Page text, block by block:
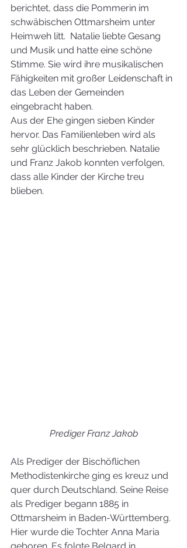
berichtet, dass die Pommerin im
schwäbischen Ottmarsheim unter
Heimweh litt.  Natalie liebte Gesang
und Musik und hatte eine schöne
Stimme. Sie wird ihre musikalischen
Fähigkeiten mit großer Leidenschaft in
das Leben der Gemeinden
eingebracht haben.
Aus der Ehe gingen sieben Kinder
hervor. Das Familienleben wird als
sehr glücklich beschrieben. Natalie
und Franz Jakob konnten verfolgen,
dass alle Kinder der Kirche treu
blieben.
Prediger Franz Jakob
Als Prediger der Bischöflichen
Methodistenkirche ging es kreuz und
quer durch Deutschland. Seine Reise
als Prediger begann 1885 in
Ottmarsheim in Baden-Württemberg.
Hier wurde die Tochter Anna Maria